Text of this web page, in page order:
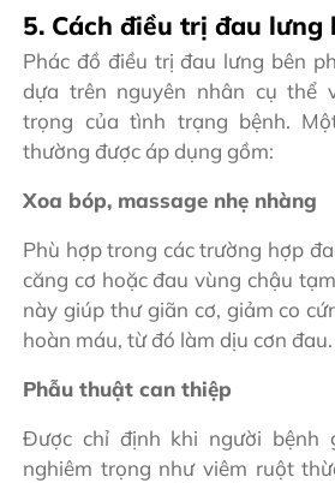
5. Cách điều trị đau lưng
Phác đồ điều trị đau lưng bên
dựa trên nguyên nhân cụ thể
trọng của tình trạng bệnh.
thường được áp dụng gồm:
Xoa bóp, massage nhẹ nhàng
Phù hợp trong các trường hợp
căng cơ hoặc đau vùng chậu
này giúp thư giãn cơ, giảm co
hoàn máu, từ đó làm dịu cơn đau.
Phẫu thuật can thiệp
Được chỉ định khi người bệnh
nghiêm trọng như viêm ruột